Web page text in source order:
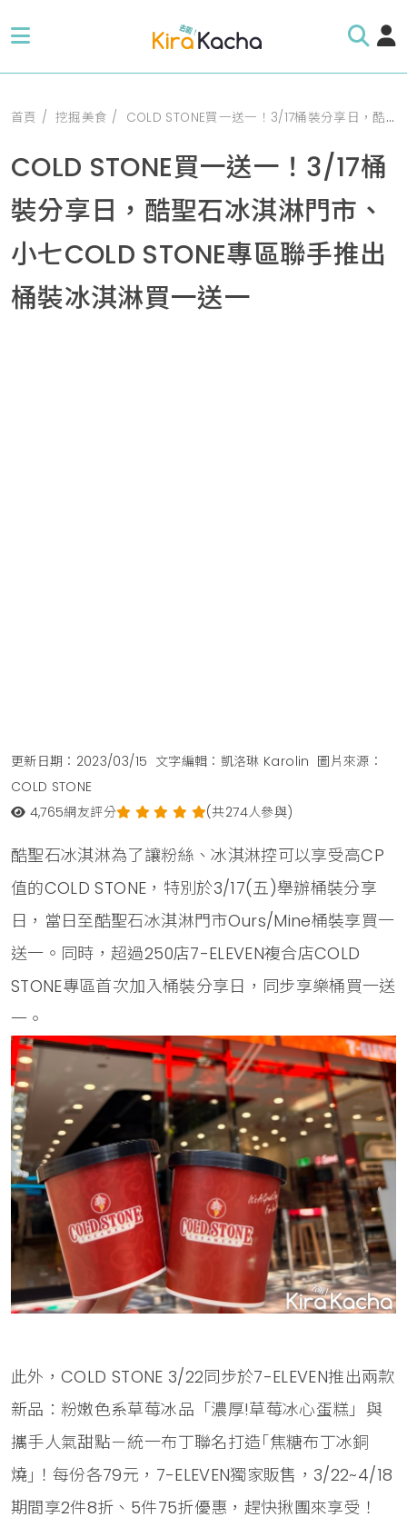
首頁 挖掘美食 COLD STONE買一送一！3/17桶裝分享日，酷聖石冰淇淋門市、小七COLD STONE專區聯手推出桶裝冰淇淋買一送一
COLD STONE買一送一！3/17桶
裝分享日，酷聖石冰淇淋門市、
小七COLD STONE專區聯手推出
桶裝冰淇淋買一送一
更新日期：2023/03/15 文字編輯：凱洛琳 Karolin 圖片來源：
COLD STONE
4,765網友評分 (共274人參與)
酷聖石冰淇淋為了讓粉絲、冰淇淋控可以享受高CP
值的COLD STONE，特別於3/17(五)舉辦桶裝分享
日，當日至酷聖石冰淇淋門市Ours/Mine桶裝享買一
送一。同時，超過250店7-ELEVEN複合店COLD
STONE專區首次加入桶裝分享日，同步享樂桶買一送
一。
此外，COLD STONE 3/22同步於7-ELEVEN推出兩款
新品：粉嫩色系草莓冰品「濃厚!草莓冰心蛋糕」與
攜手人氣甜點－統一布丁聯名打造｢焦糖布丁冰銅
燒｣！每份各79元，7-ELEVEN獨家販售，3/22~4/18
期間享2件8折、5件75折優惠，趕快揪團來享受！